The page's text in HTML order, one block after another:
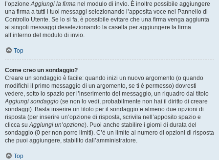
l’opzioneAggiungi la firma nel modulo di invio. È inoltre possibile aggiungere
una firma a tutti i tuoi messaggi selezionando l’apposita voce nel Pannello di
Controllo Utente. Se lo si fa, è possibile evitare che una firma venga aggiunta
ai singoli messaggi deselezionando la casella per aggiungere la firma
all’interno del modulo di invio.
Top
Come creo un sondaggio?
Creare un sondaggio è facile: quando inizi un nuovo argomento (o quando
modifichi il primo messaggio di un argomento, se ti è permesso) dovresti
vedere, sotto lo spazio per l’inserimento del messaggio, un riquadro dal titolo
Aggiungi sondaggio (se non lo vedi, probabilmente non hai il diritto di creare
sondaggi). Basta inserire un titolo per il sondaggio e almeno due opzioni di
risposta (per inserire un’opzione di risposta, scrivila nell’apposito spazio e
clicca suAggiungi un’opzione). Puoi anche stabilire i giorni di durata del
sondaggio (0 per non porre limiti). C’è un limite al numero di opzioni di risposta
che puoi aggiungere, stabilito dall’amministratore.
Top